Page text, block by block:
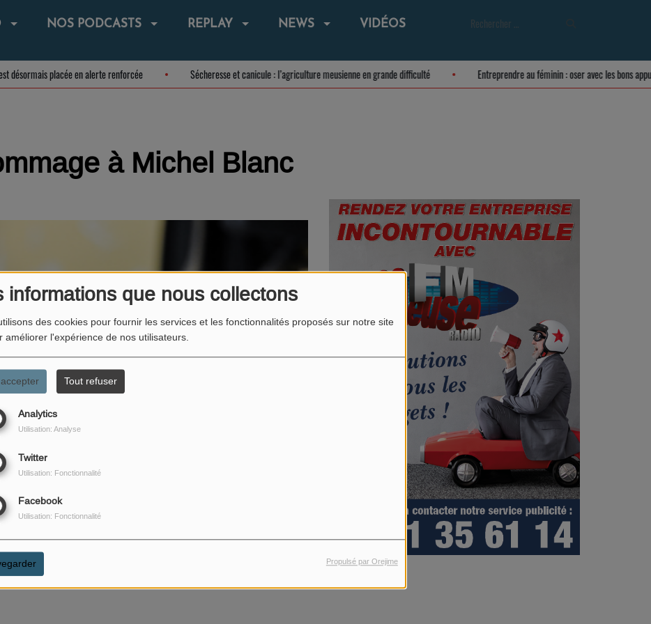
informations que nous collectons
des cookies pour fournir les services et les fonctionnalités proposés sur notre site
améliorer l'expérience de nos utilisateurs.
Tout refuser
Analytics
Utilisation: Analyse
Twitter
Utilisation: Fonctionnalité
Facebook
Utilisation: Fonctionnalité
Propulsé par Orejime
NOS PODCASTS REPLAY NEWS VIDÉOS
est désormais placée en alerte renforcée Sécheresse et canicule : l’agriculture meusienne en grande difficulté Entreprendre au féminin : oser avec les bons
à Michel Blanc